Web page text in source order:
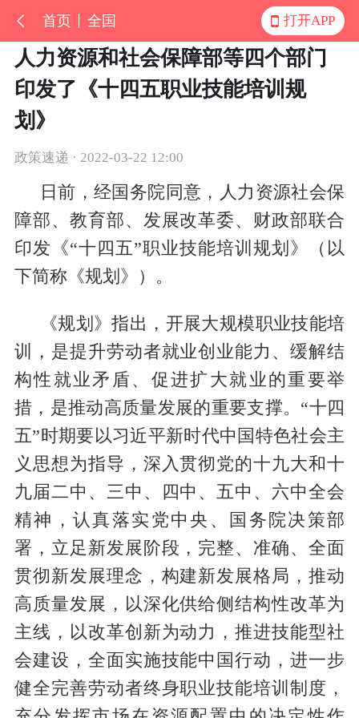
首页 全国 打开APP
人力资源和社会保障部等四个部门
印发了《十四五职业技能培训规
划》
政策速递 · 2022-03-22 12:00
日前，经国务院同意，人力资源社会保
障部、教育部、发展改革委、财政部联合
印发《“十四五”职业技能培训规划》（以
下简称《规划》）。
《规划》指出，开展大规模职业技能培
训，是提升劳动者就业创业能力、缓解结
构性就业矛盾、促进扩大就业的重要举
措，是推动高质量发展的重要支撑。“十四
五”时期要以习近平新时代中国特色社会主
义思想为指导，深入贯彻党的十九大和十
九届二中、三中、四中、五中、六中全会
精神，认真落实党中央、国务院决策部
署，立足新发展阶段，完整、准确、全面
贯彻新发展理念，构建新发展格局，推动
高质量发展，以深化供给侧结构性改革为
主线，以改革创新为动力，推进技能型社
会建设，全面实施技能中国行动，进一步
健全完善劳动者终身职业技能培训制度，